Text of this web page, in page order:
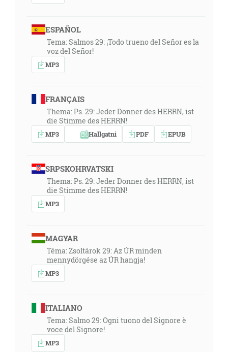
ESPAÑOL
Tema: Salmos 29: ¡Todo trueno del Señor es la
voz del Señor!
MP3
FRANÇAIS
Thema: Ps. 29: Jeder Donner des HERRN, ist
die Stimme des HERRN!
MP3 Hallgatni PDF EPUB
SRPSKOHRVATSKI
Thema: Ps. 29: Jeder Donner des HERRN, ist
die Stimme des HERRN!
MP3
MAGYAR
Téma: Zsoltárok 29: Az ÚR minden
mennydörgése az ÚR hangja!
MP3
ITALIANO
Tema: Salmo 29: Ogni tuono del Signore è
voce del Signore!
MP3